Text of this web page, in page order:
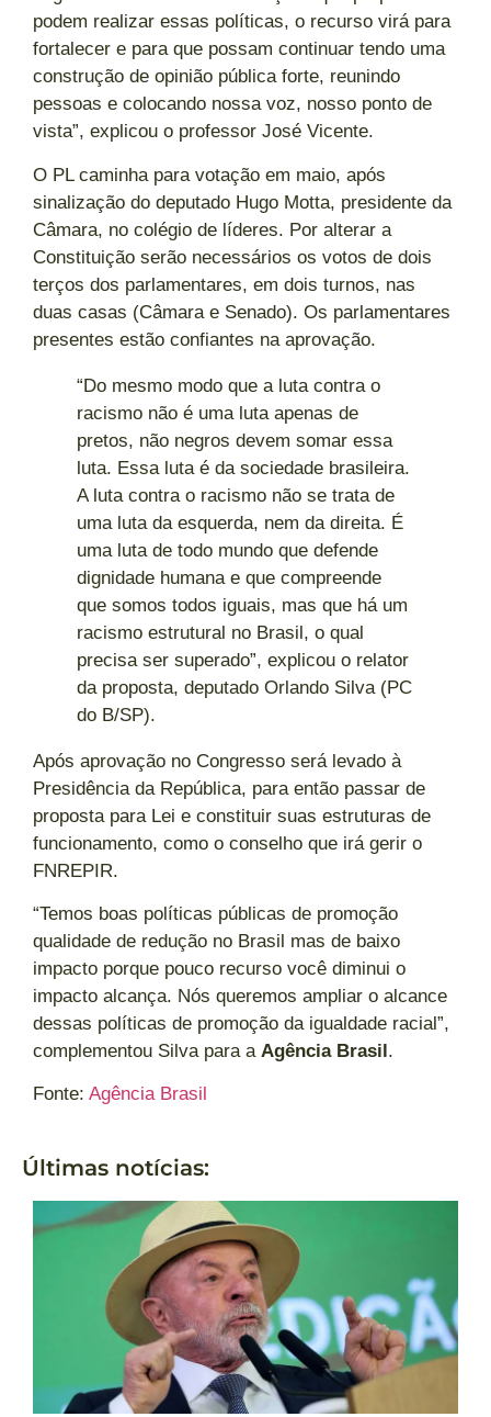
podem realizar essas políticas, o recurso virá para
fortalecer e para que possam continuar tendo uma
construção de opinião pública forte, reunindo
pessoas e colocando nossa voz, nosso ponto de
vista”, explicou o professor José Vicente.
O PL caminha para votação em maio, após
sinalização do deputado Hugo Motta, presidente da
Câmara, no colégio de líderes. Por alterar a
Constituição serão necessários os votos de dois
terços dos parlamentares, em dois turnos, nas
duas casas (Câmara e Senado). Os parlamentares
presentes estão confiantes na aprovação.
“Do mesmo modo que a luta contra o
racismo não é uma luta apenas de
pretos, não negros devem somar essa
luta. Essa luta é da sociedade brasileira.
A luta contra o racismo não se trata de
uma luta da esquerda, nem da direita. É
uma luta de todo mundo que defende
dignidade humana e que compreende
que somos todos iguais, mas que há um
racismo estrutural no Brasil, o qual
precisa ser superado”, explicou o relator
da proposta, deputado Orlando Silva (PC
do B/SP).
Após aprovação no Congresso será levado à
Presidência da República, para então passar de
proposta para Lei e constituir suas estruturas de
funcionamento, como o conselho que irá gerir o
FNREPIR.
“Temos boas políticas públicas de promoção
qualidade de redução no Brasil mas de baixo
impacto porque pouco recurso você diminui o
impacto alcança. Nós queremos ampliar o alcance
dessas políticas de promoção da igualdade racial”,
complementou Silva para a Agência Brasil.
Fonte: Agência Brasil
Últimas notícias: